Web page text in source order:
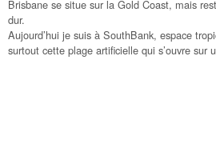
Brisbane se situe sur la Gold Coast, mais
dur.
Aujourd’hui je suis à SouthBank, espace
surtout cette plage artificielle qui s’ouvre sur